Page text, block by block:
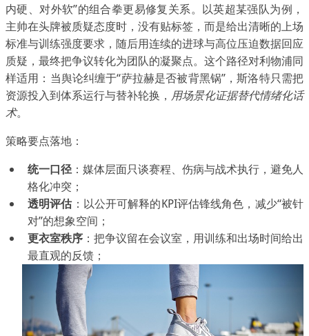
内硬、对外软”的组合拳更易修复关系。以英超某强队为例，
主帅在头牌被质疑态度时，没有贴标签，而是给出清晰的上场
标准与训练强度要求，随后用连续的进球与高位压迫数据回应
质疑，最终把争议转化为团队的凝聚点。这个路径对利物浦同
样适用：当舆论纠缠于“萨拉赫是否被背黑锅”，斯洛特只需把
资源投入到体系运行与替补轮换， 用场景化证据替代情绪化话
术。
策略要点落地：
统一口径：媒体层面只谈赛程、伤病与战术执行，避免人
格化冲突；
透明评估：以公开可解释的KPI评估锋线角色，减少“被针
对”的想象空间；
更衣室秩序 ：把争议留在会议室，用训练和出场时间给出
最直观的反馈；